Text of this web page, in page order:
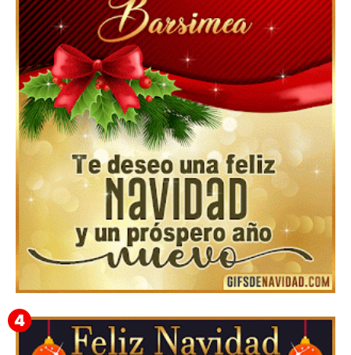
Feliz Navidad y próspero Año Nuevo Edmunda